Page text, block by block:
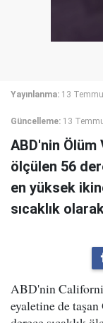
Yayınlanma: 13
Güncelleme: 13
ABD'nin
ölçülen 56
en yüksek
sıcaklık
ABD'nin
eyaletine de